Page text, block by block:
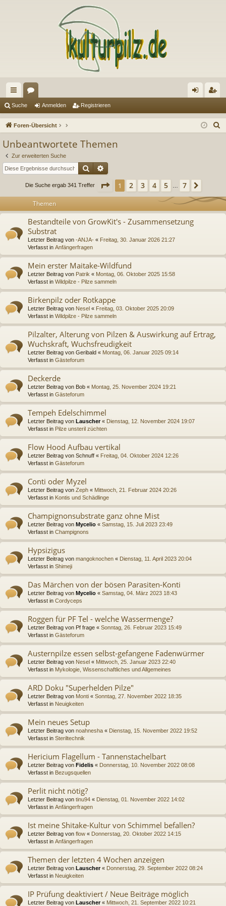
ch
ne
riff
en m ist
Suche Anmelden Registrieren
Foren-Übersicht
Unbeantwortete Themen
Zur erweiterten Suche
Suche
Die Suche ergab 341 Treffer Seite 1 von 7
1 2 3 4 5 7
Themen
Bestandteile von GrowKit's - Zusammensetzung
Substrat
Letzter Beitrag von -ANJA- « Freitag, 30. Januar 2026 21:27
Verfasst in Anfängerfragen
Mein erster Maitake-Wildfund
Letzter Beitrag von Patrik « Montag, 06. Oktober 2025 15:58
Verfasst in Wildpilze - Pilze sammeln
Birkenpilz oder Rotkappe
Letzter Beitrag von Nesel « Freitag, 03. Oktober 2025 20:09
Verfasst in Wildpilze - Pilze sammeln
Pilzalter, Alterung von Pilzen & Auswirkung auf Ertrag,
Wuchskraft, Wuchsfreudigkeit
Letzter Beitrag von Geribald « Montag, 06. Januar 2025 09:14
Verfasst in Gästeforum
Deckerde
Letzter Beitrag von Bob « Montag, 25. November 2024 19:21
Verfasst in Gästeforum
Tempeh Edelschimmel
Letzter Beitrag von Lauscher« Dienstag, 12. November 2024 19:07
Verfasst in Pilze unsteril züchten
Flow Hood Aufbau vertikal
Letzter Beitrag von Schnuff « Freitag, 04. Oktober 2024 12:26
Verfasst in Gästeforum
Conti oder Myzel
Letzter Beitrag von Zeph « Mittwoch, 21. Februar 2024 20:26
Verfasst in Kontis und Schädlinge
Champignonsubstrate ganz ohne Mist
Letzter Beitrag von Mycelio « Samstag, 15. Juli 2023 23:49
Verfasst in Champignons
Hypsizigus
Letzter Beitrag von mangoknochen « Dienstag, 11. April 2023 20:04
Verfasst in Shimeji
Das Märchen von der bösen Parasiten-Konti
Letzter Beitrag von Mycelio « Samstag, 04. März 2023 18:43
Verfasst in Cordyceps
Roggen für PF Tel - welche Wassermenge?
Letzter Beitrag von Pf frage « Sonntag, 26. Februar 2023 15:49
Verfasst in Gästeforum
Austernpilze essen selbst-gefangene Fadenwürmer
Letzter Beitrag von Nesel « Mittwoch, 25. Januar 2023 22:40
Verfasst in Mykologie, Wissenschaftliches und Allgemeines
ARD Doku "Superhelden Pilze"
Letzter Beitrag von Monti « Sonntag, 27. November 2022 18:35
Verfasst in Neuigkeiten
Mein neues Setup
Letzter Beitrag von noahnesha « Dienstag, 15. November 2022 19:52
Verfasst in Steriltechnik
Hericium Flagellum - Tannenstachelbart
Letzter Beitrag von Fidelis « Donnerstag, 10. November 2022 08:08
Verfasst in Bezugsquellen
Perlit nicht nötig?
Letzter Beitrag von tinu94 « Dienstag, 01. November 2022 14:02
Verfasst in Anfängerfragen
Ist meine Shitake-Kultur von Schimmel befallen?
Letzter Beitrag von flow « Donnerstag, 20. Oktober 2022 14:15
Verfasst in Anfängerfragen
Themen der letzten 4 Wochen anzeigen
Letzter Beitrag von Lauscher« Donnerstag, 29. September 2022 08:24
Verfasst in Neuigkeiten
IP Prüfung deaktiviert / Neue Beiträge möglich
Letzter Beitrag von Lauscher« Mittwoch, 21. September 2022 10:21